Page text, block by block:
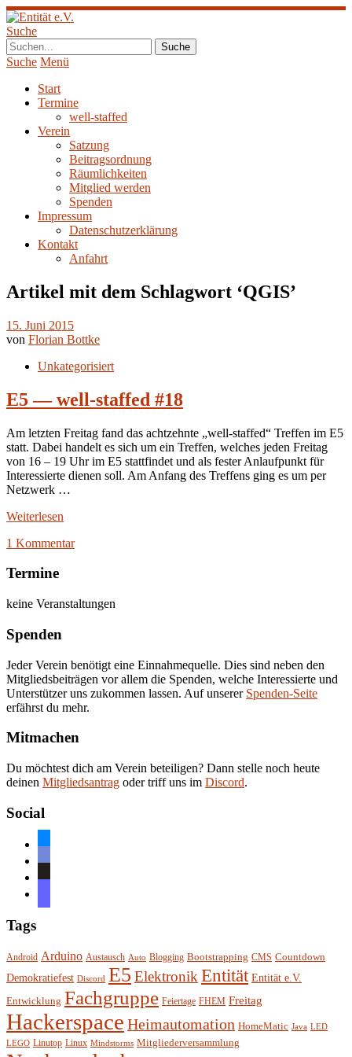
Suche
Suche Menü
Start
Termine
well-staffed
Verein
Satzung
Beitragsordnung
Räumlichkeiten
Mitglied werden
Spenden
Impressum
Datenschutzerklärung
Kontakt
Anfahrt
Artikel mit dem Schlagwort ‘QGIS’
15. Juni 2015
von Florian Bottke
Unkategorisiert
E5 — well-staffed #18
Am letzten Freitag fand das achtzehnte „well-staffed“ Treffen im E5
statt. Dabei handelt es sich um ein Treffen, welches jeden Freitag
von 16 – 19 Uhr im E5 stattfindet und als fester Anlaufpunkt für
Interessierte dienen soll. Am Anfang des Treffens ging es um per
Netzwerk …
Weiterlesen
1 Kommentar
Termine
keine Veranstaltungen
Spenden
Jeder Verein benötigt eine Einnahmequelle. Dies sind neben den
Mitgliedsbeiträgen vor allem die Spenden, welche Interessierte und
Unterstützer uns zukommen lassen. Auf unserer Spenden-Seite
erfährst du mehr.
Mitmachen
Du möchtest dich am Verein beteiligen? Dann stelle noch heute
deinen Mitgliedsantrag oder triff uns im Discord.
Social
Tags
Android Arduino Austausch Auto Blogging Bootstrapping CMS Countdown
Demokratiefest Discord E5 Elektronik Entität Entität e.V.
Entwicklung Fachgruppe Feiertage FHEM Freitag
Hackerspace Heimautomation HomeMatic Java LED
LEGO Linutop Linux Mindstorms Mitgliederversammlung